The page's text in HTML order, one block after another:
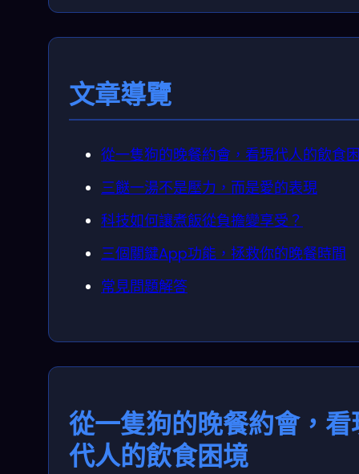
文章導覽
從一隻狗的晚餐約會，看現代人的飲食
三餸一湯不是壓力，而是愛的表現
科技如何讓煮飯從負擔變享受？
三個關鍵App功能，拯救你的晚餐時間
常見問題解答
從一隻狗的晚餐約會，看
代人的飲食困境